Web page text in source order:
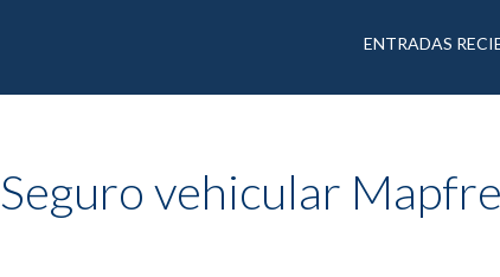
ENTRADAS
Seguro vehicular